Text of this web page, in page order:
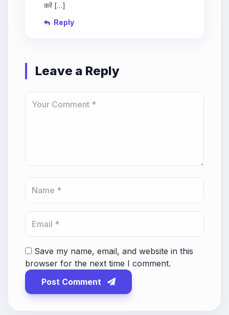
करें […]
Reply
Leave a Reply
Save my name, email, and website in this
browser for the next time I comment.
Post Comment